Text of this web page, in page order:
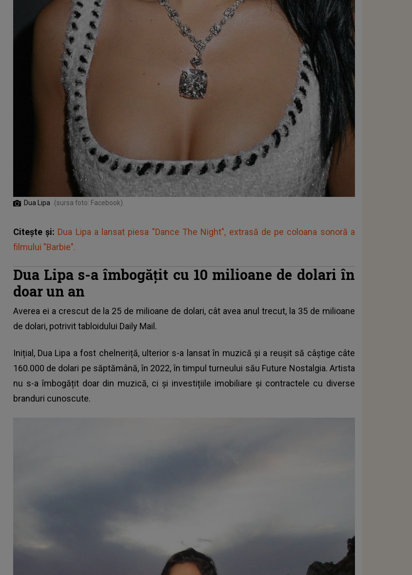
Dua Lipa (sursa foto: Facebook)
Citește și: Dua Lipa a lansat piesa "Dance The Night", extrasă de pe coloana sonoră a
filmului "Barbie".
Dua Lipa s-a îmbogățit cu 10 milioane de dolari în
doar un an
Averea ei a crescut de la 25 de milioane de dolari, cât avea anul trecut, la 35 de milioane
de dolari, potrivit tabloidului Daily Mail.
Inițial, Dua Lipa a fost chelneriță, ulterior s-a lansat în muzică și a reușit să câștige câte
160.000 de dolari pe săptămână, în 2022, în timpul turneului său Future Nostalgia. Artista
nu s-a îmbogățit doar din muzică, ci și investițiile imobiliare și contractele cu diverse
branduri cunoscute.